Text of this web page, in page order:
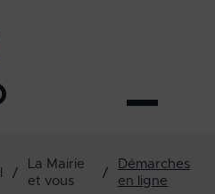
/
La Mairie
et vous
/
Démarches
en ligne